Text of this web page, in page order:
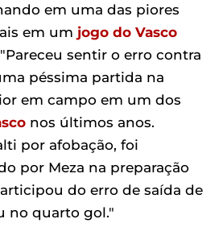
em uma das piores
em um jogo do Vasco
sentir o erro contra
péssima partida na
em campo em um dos
nos últimos anos.
por afobação, foi
por Meza na preparação
do erro de saída de
no quarto gol."